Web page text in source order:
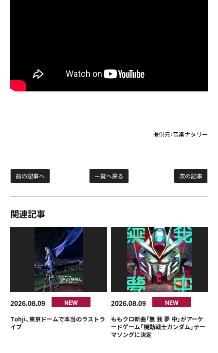
提供元：音楽ナタリー
次の記事
一覧へ戻る
前の記事へ
関連記事
2026 08 09 NEW
Tohji、東京ドームで本当のラストラ
イブ
2026 08 09 NEW
ももクロ新曲「無 我 夢 中」がアーケ
ードゲーム「機動戦士ガンダム」テー
マソングに決定